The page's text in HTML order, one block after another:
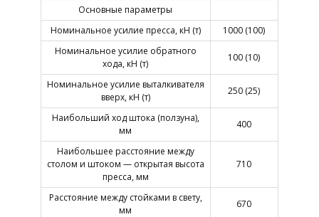
Основные параметры
Номинальное усилие пресса, кН (т)
1000 (100)
Номинальное усилие обратного
хода, кН (т)
100 (10)
Номинальное усилие выталкивателя
вверх, кН (т)
250 (25)
Наибольший ход штока (ползуна),
мм
400
Наибольшее расстояние между
столом и штоком — открытая высота
пресса, мм
710
Расстояние между стойками в свету,
мм
670